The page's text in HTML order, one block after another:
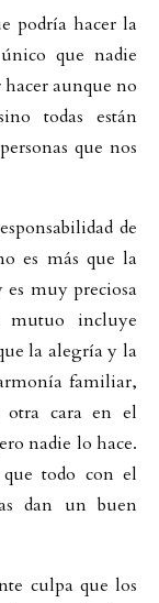
podría hacer la
que nadie
aunque no
todas están
que nos
de
es más que la
muy preciosa
mutuo incluye
la alegría y la
familiar,
otra cara en el
nadie lo hace.
todo con el
dan un buen
culpa que los